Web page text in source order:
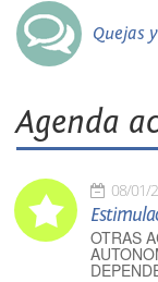
Quejas
Agenda
08/01/
OTRAS